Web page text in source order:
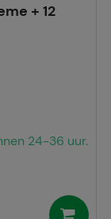
+ 12
24-36 uur.